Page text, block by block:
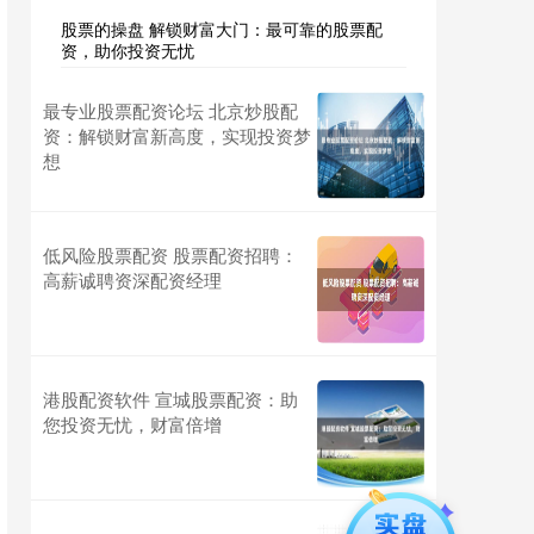
股票的操盘 解锁财富大门：最可靠的股票配
资，助你投资无忧
最专业股票配资论坛 北京炒股配
资：解锁财富新高度，实现投资梦
想
低风险股票配资 股票配资招聘：
高薪诚聘资深配资经理
港股配资软件 宣城股票配资：助
您投资无忧，财富倍增